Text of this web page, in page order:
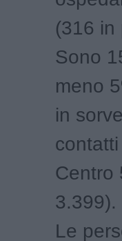
(316 in
Sono
meno
in
Centro
3.399).
Le